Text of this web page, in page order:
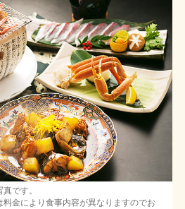
です。
料金により食事内容が異なりますのでお